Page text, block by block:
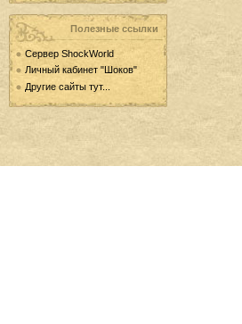
Полезные ссылки
Сервер ShockWorld
Личный кабинет "Шоков"
Другие сайты тут...